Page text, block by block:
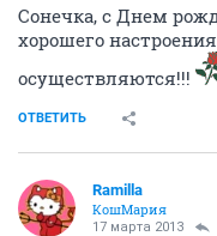
Сонечка, с Днем
хорошего
осуществляются!!!
ОТВЕТИТЬ
Ramilla
КошМария
17 марта 2013